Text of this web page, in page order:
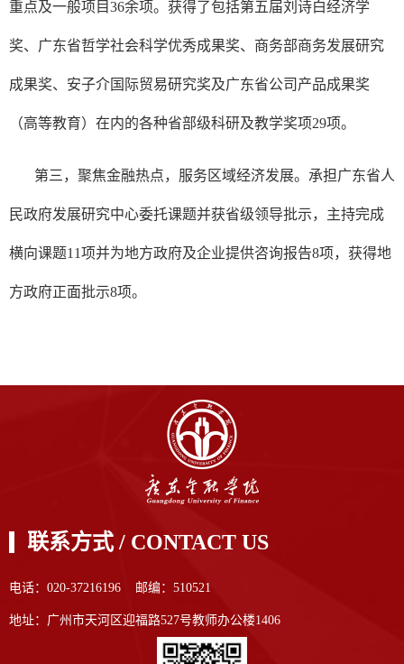
重点及一般项目36余项。获得了包括第五届刘诗白经济学
奖、广东省哲学社会科学优秀成果奖、商务部商务发展研究
成果奖、安子介国际贸易研究奖及广东省公司产品成果奖
（高等教育）在内的各种省部级科研及教学奖项29项。
第三，聚焦金融热点，服务区域经济发展。承担广东省人
民政府发展研究中心委托课题并获省级领导批示，主持完成
横向课题11项并为地方政府及企业提供咨询报告8项，获得地
方政府正面批示8项。
联系方式 / CONTACT US
电话：020-37216196 邮编：510521
地址：广州市天河区迎福路527号教师办公楼1406